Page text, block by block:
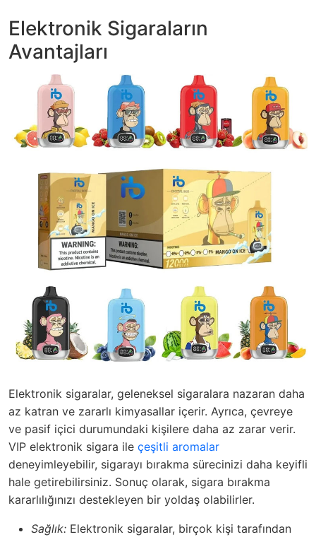
Elektronik Sigaraların
Avantajları
Elektronik sigaralar, geleneksel sigaralara nazaran daha
az katran ve zararlı kimyasallar içerir. Ayrıca, çevreye
ve pasif içici durumundaki kişilere daha az zarar verir.
VIP elektronik sigara ile çeşitli aromalar
deneyimleyebilir, sigarayı bırakma sürecinizi daha keyifli
hale getirebilirsiniz. Sonuç olarak, sigara bırakma
kararlılığınızı destekleyen bir yoldaş olabilirler.
Sağlık: Elektronik sigaralar, birçok kişi tarafından